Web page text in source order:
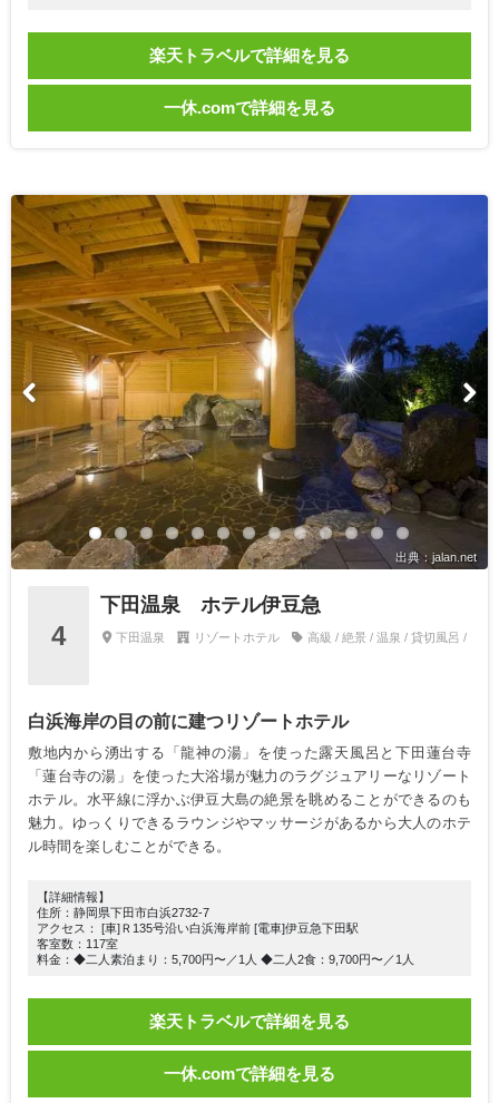
楽天トラベルで詳細を見る
一休.comで詳細を見る
出典：jalan.net
4
下田温泉 ホテル伊豆急
下田温泉 リゾートホテル 高級 / 絶景 / 温泉 / 貸切風呂 /
白浜海岸の目の前に建つリゾートホテル
敷地内から湧出する「龍神の湯」を使った露天風呂と下田蓮台寺
「蓮台寺の湯」を使った大浴場が魅力のラグジュアリーなリゾート
ホテル。水平線に浮かぶ伊豆大島の絶景を眺めることができるのも
魅力。ゆっくりできるラウンジやマッサージがあるから大人のホテ
ル時間を楽しむことができる。
【詳細情報】
住所：静岡県下田市白浜2732-7
アクセス： [車]Ｒ135号沿い白浜海岸前 [電車]伊豆急下田駅
客室数：117室
料金：◆二人素泊まり：5,700円〜／1人 ◆二人2食：9,700円〜／1人
楽天トラベルで詳細を見る
一休.comで詳細を見る